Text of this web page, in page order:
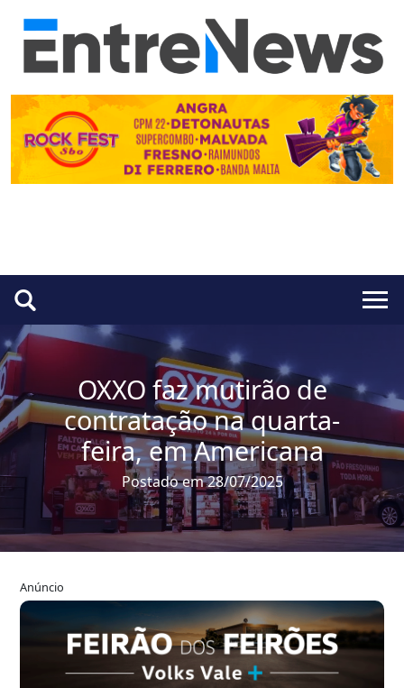
OXXO faz mutirão de
contratação na quarta-
feira, em Americana
Postado em 28/07/2025
Anúncio